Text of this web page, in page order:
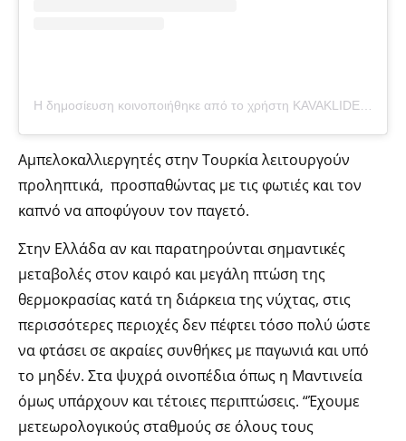
Αμπελοκαλλιεργητές στην Τουρκία λειτουργούν
προληπτικά, προσπαθώντας με τις φωτιές και τον
καπνό να αποφύγουν τον παγετό.
Στην Ελλάδα αν και παρατηρούνται σημαντικές
μεταβολές στον καιρό και μεγάλη πτώση της
θερμοκρασίας κατά τη διάρκεια της νύχτας, στις
περισσότερες περιοχές δεν πέφτει τόσο πολύ ώστε
να φτάσει σε ακραίες συνθήκες με παγωνιά και υπό
το μηδέν. Στα ψυχρά οινοπέδια όπως η Μαντινεία
όμως υπάρχουν και τέτοιες περιπτώσεις. “Έχουμε
μετεωρολογικούς σταθμούς σε όλους τους